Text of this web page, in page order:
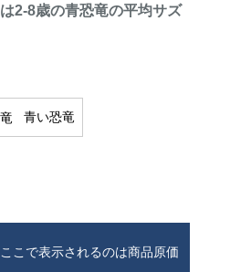
2-8歳の青恐竜の平均サズ
青い恐竜
ここで表示されるのは商品原価